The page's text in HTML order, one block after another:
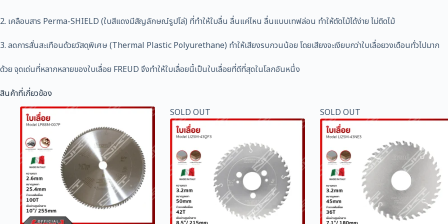
2. เคลือบสาร Perma-SHIELD (ใบสีแดงมีสัญลักษณ์รูปโล่) ที่ทำให้ใบลื่น ลื่นแค่ไหน ลื่นแบบเทฟล่อน ทำให้ตัดไม้ได้ง่าย ไม่ติดไม้
3. ลดการสั่นสะเทือนด้วยวัสดุพิเศษ (Thermal Plastic Polyurethane) ทำให้เสียงรบกวนน้อย โดยเสียงจะเงียบกว่าใบเลื่อยวงเดือนทั่วไปมาก
ด้วย จุดเด่นที่หลากหลายของใบเลื่อย FREUD จึงทำให้ใบเลื่อยนี้เป็นใบเลื่อยที่ดีที่สุดในโลกอันหนึ่ง
สินค้าที่เกี่ยวข้อง
SOLD OUT
SOLD OUT